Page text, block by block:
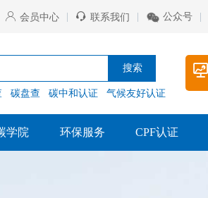
会员中心 联系我们 公众号
碳盘查 碳中和认证 气候友好认证
学院 环保服务 CPF认证